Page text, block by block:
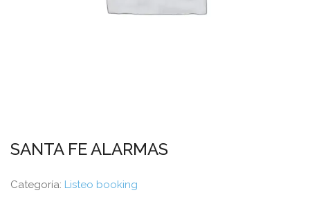
SANTA FE ALARMAS
Categoría: Listeo booking